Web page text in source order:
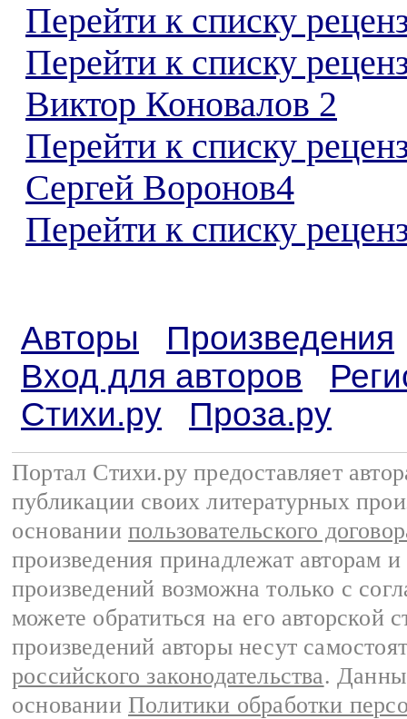
Перейти к списку
Перейти к списку
Виктор Коновалов 2
Перейти к списку
Сергей Воронов4
Перейти к списку
Авторы
Произведения
Вход для авторов
Стихи.ру
Проза.ру
Портал Стихи.ру предоставляет
публикации своих литературных
основании пользовательского
произведения принадлежат авторам
произведений возможна только с
можете обратиться на его авторской
произведений авторы несут
российского законодательства.
основании Политики обработки